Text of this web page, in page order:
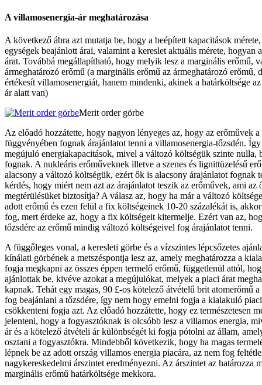
A villamosenergia-ár meghatározása
A következő ábra azt mutatja be, hogy a beépített kapacitások
egységek beajánlott árai, valamint a kereslet aktuális mérete, hogyan
árat. Továbbá megállapítható, hogy melyik lesz a marginális erőmű,
ármeghatározó erőmű (a marginális erőmű az ármeghatározó erőmű,
értékesít villamosenergiát, hanem mindenki, akinek a határköltsége
ár alatt van)
Merit order görbe
Az előadó hozzátette, hogy nagyon lényeges az, hogy az erőművek
függvényében fognak árajánlatot tenni a villamosenergia-tőzsdén.
megújuló energiakapacitások, mivel a változó költségük szinte nulla,
fognak. A nukleáris erőműveknek illetve a szenes és lignittüzelésű
alacsony a változó költségük, ezért ők is alacsony árajánlatot fognak
kérdés, hogy miért nem azt az árajánlatot teszik az erőművek, ami az
megtérülésüket biztosítja? A válasz az, hogy ha már a változó
adott erőmű és ezen felül a fix költségeinek 10-20 százalékát is,
fog, mert érdeke az, hogy a fix költségeit kitermelje. Ezért van az,
tőzsdére az erőmű mindig változó költségeivel fog árajánlatot tenni.
A függőleges vonal, a keresleti görbe és a vízszintes lépcsőzetes
kínálati görbének a metszéspontja lesz az, amely meghatározza a
fogja megkapni az összes éppen termelő erőmű, függetlenül attól,
ajánlottak be, kivéve azokat a megújulókat, melyek a piaci árat
kapnak. Tehát egy magas, 90 £-os kötelező átvételű brit atomerőmű
fog beajánlani a tőzsdére, így nem hogy emelni fogja a kialakuló
csökkenteni fogja azt. Az előadó hozzátette, hogy ez természetesen
jelenteni, hogy a fogyasztóknak is olcsóbb lesz a villamos energia,
ár és a kötelező átvételi ár különbségét ki fogja pótolni az állam,
osztani a fogyasztókra. Mindebből következik, hogy ha magas
lépnek be az adott ország villamos energia piacára, az nem fog
nagykereskedelmi árszintet eredményezni. Az árszintet az határozza
marginális erőmű határköltsége mekkora.